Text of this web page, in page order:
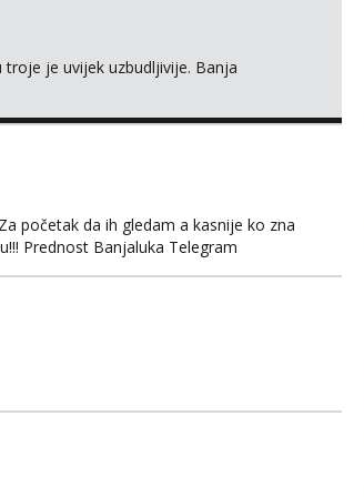
je uvijek uzbudljivije. Banja
početak da ih gledam a kasnije ko zna
Prednost Banjaluka Telegram